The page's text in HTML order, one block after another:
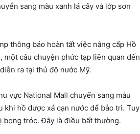
sang màu xanh lá cây và lớp sơn
thông báo hoàn tất việc nâng cấp Hồ
câu chuyện phức tạp liên quan đến
ra tại thủ đô nước Mỹ.
vực National Mall chuyển sang màu
khi hồ được xả cạn nước để bảo trì. Tuy
bong tróc. Đây là điều bất thường.